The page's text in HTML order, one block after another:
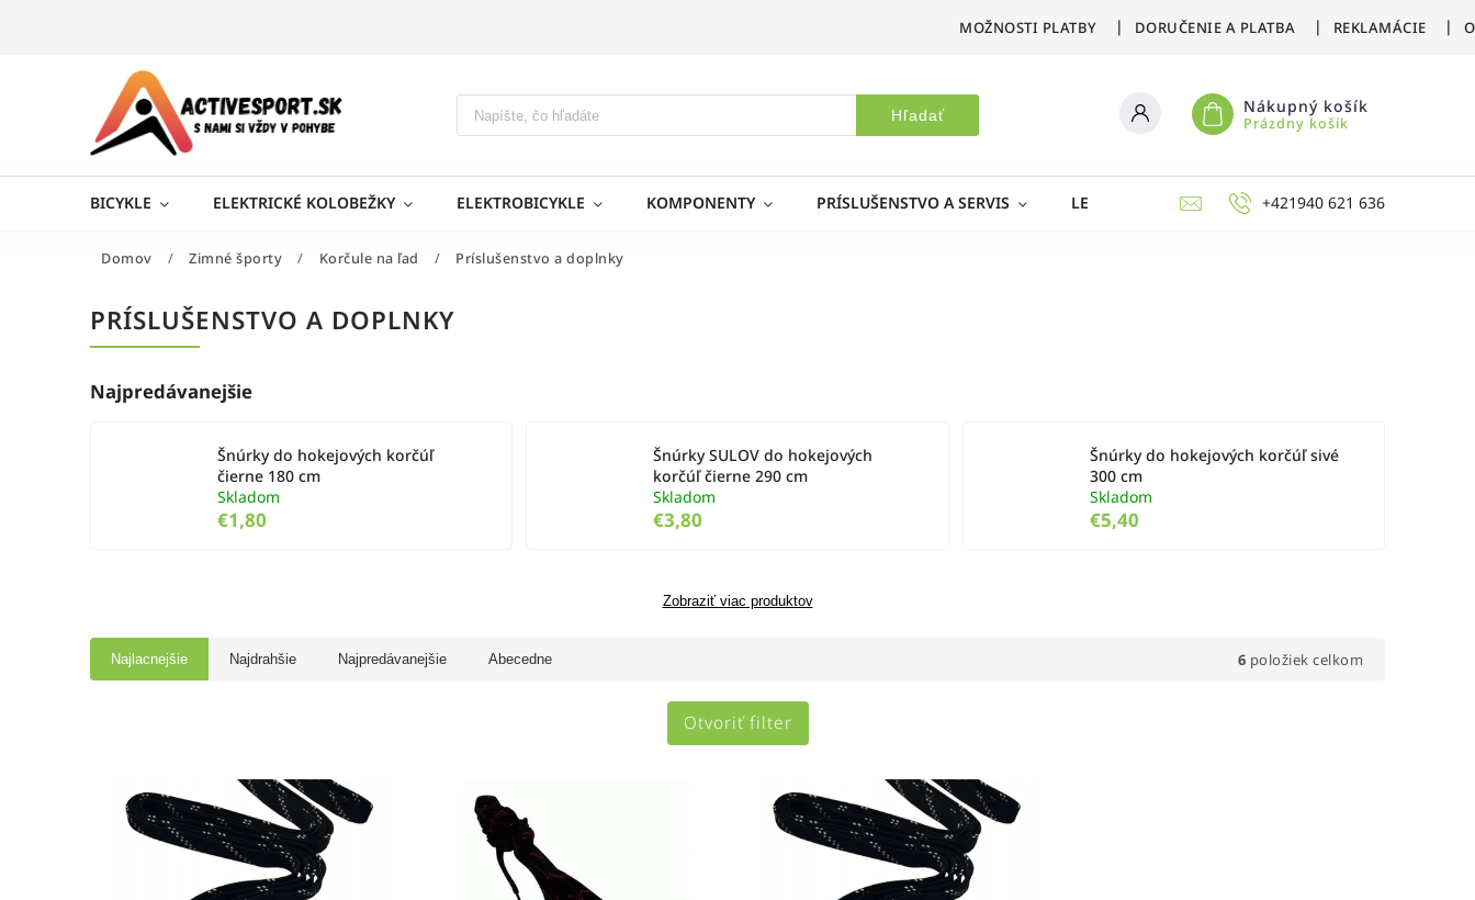
MOŽNOSTI PLATBY DORUČENIE A PLATBA REKLAMÁCIE
Hľadať Nákupný košík
Prázdny košík
BICYKLE ELEKTRICKÉ KOLOBEŽKY ELEKTROBICYKLE KOMPONENTY PRÍSLUŠENSTVO A SERVIS LETNÉ ŠPORTY ZIMNÉ ŠPORTY
+421940 621 636
Domov / Zimné športy / Korčule na ľad / Príslušenstvo a doplnky
PRÍSLUŠENSTVO A DOPLNKY
Najpredávanejšie
Šnúrky do hokejových korčúľ
čierne 180 cm
Skladom
€1,80
Šnúrky SULOV do hokejových
korčúľ čierne 290 cm
Skladom
€3,80
Šnúrky do hokejových korčúľ sivé
300 cm
Skladom
€5,40
Zobraziť viac produktov
Najlacnejšie Najdrahšie Najpredávanejšie Abecedne 6 položiek celkom
Otvoriť filter